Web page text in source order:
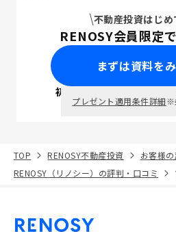
不動産投資はじめ
RENOSY会員限定
まずは資料を
初回面談で ポイ
プレゼント適用条件詳細※
TOP RENOSY不動産投資
お客様の
RENOSY（リノシー）の評判・口コミ